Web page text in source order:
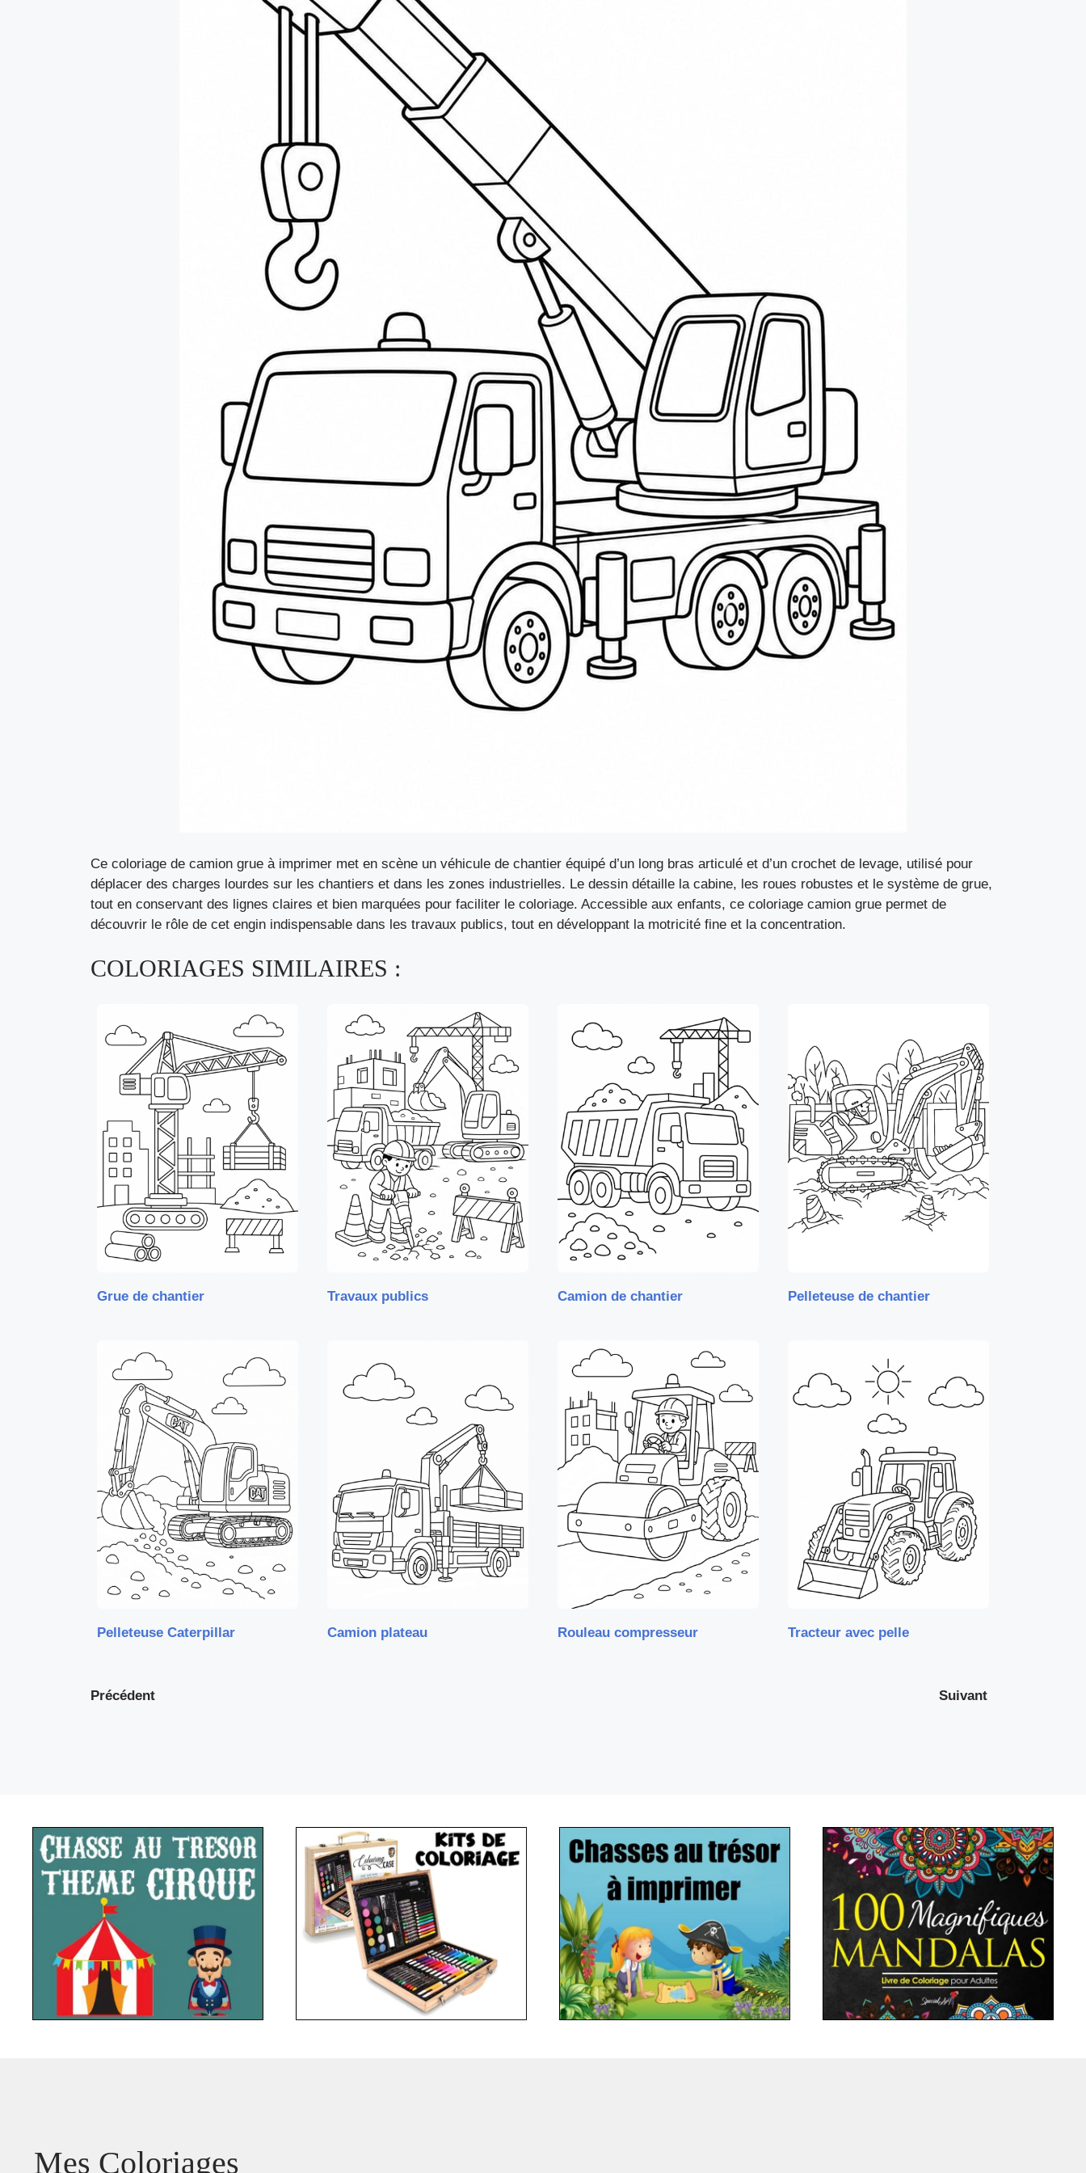
Ce coloriage de camion grue à imprimer met en scène un véhicule de chantier équipé d’un long bras articulé et d’un crochet de levage, utilisé pour
déplacer des charges lourdes sur les chantiers et dans les zones industrielles. Le dessin détaille la cabine, les roues robustes et le système de grue,
tout en conservant des lignes claires et bien marquées pour faciliter le coloriage. Accessible aux enfants, ce coloriage camion grue permet de
découvrir le rôle de cet engin indispensable dans les travaux publics, tout en développant la motricité fine et la concentration.
COLORIAGES SIMILAIRES :
Grue de chantier Travaux publics Camion de chantier Pelleteuse de chantier
Pelleteuse Caterpillar Camion plateau Rouleau compresseur Tracteur avec pelle
Précédent Suivant
Mes Coloriages